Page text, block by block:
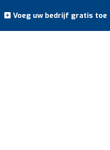
Voeg uw bedrijf gratis toe